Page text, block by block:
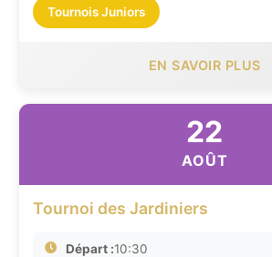
Tournois Juniors
EN SAVOIR PLUS
22
AOÛT
Tournoi des Jardiniers
Départ :10:30